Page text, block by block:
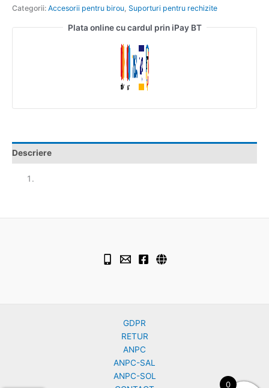
Categorii: Accesorii pentru birou Suporturi pentru rechizite
Plata online cu cardul prin iPay BT
Descriere
GDPR
RETUR
ANPC
ANPC-SAL
ANPC-SOL
0